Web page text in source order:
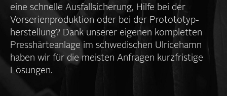
eine schnelle Ausfall­sicherung, Hilfe bei der
Vorserien­produktion oder bei der Protototyp­
herstellung? Dank unserer eigenen kompletten
Presshärte­anlage im schwedischen Ulricehamn
haben wir für die meisten Anfragen kurzfristige
Lösungen.